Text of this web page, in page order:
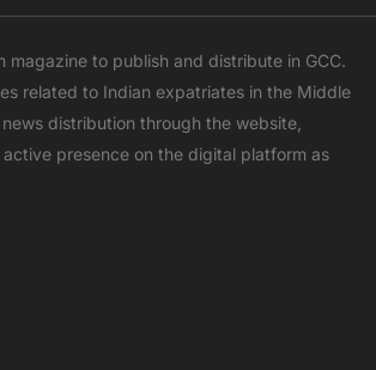
t
w
i
t
t
e
u
t
u
b
e
a
t
s
a
p
p
s
t
a
g
r
a
magazine to publish and distribute in GCC.
related to Indian expatriates in the Middle
distribution through the website,
active presence on the digital platform as